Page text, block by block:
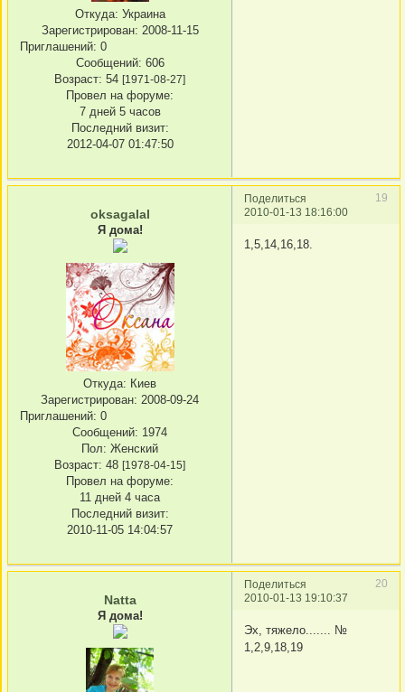
Откуда: Украина
Зарегистрирован: 2008-11-15
Приглашений: 0
Сообщений: 606
Возраст: 54 [1971-08-27]
Провел на форуме:
7 дней 5 часов
Последний визит:
2012-04-07 01:47:50
Поделиться
19
2010-01-13 18:16:00
oksagalal
Я дома!
Откуда: Киев
Зарегистрирован: 2008-09-24
Приглашений: 0
Сообщений: 1974
Пол: Женский
Возраст: 48 [1978-04-15]
Провел на форуме:
11 дней 4 часа
Последний визит:
2010-11-05 14:04:57
1,5,14,16,18.
Поделиться
20
2010-01-13 19:10:37
Natta
Я дома!
Эх, тяжело....... №
1,2,9,18,19